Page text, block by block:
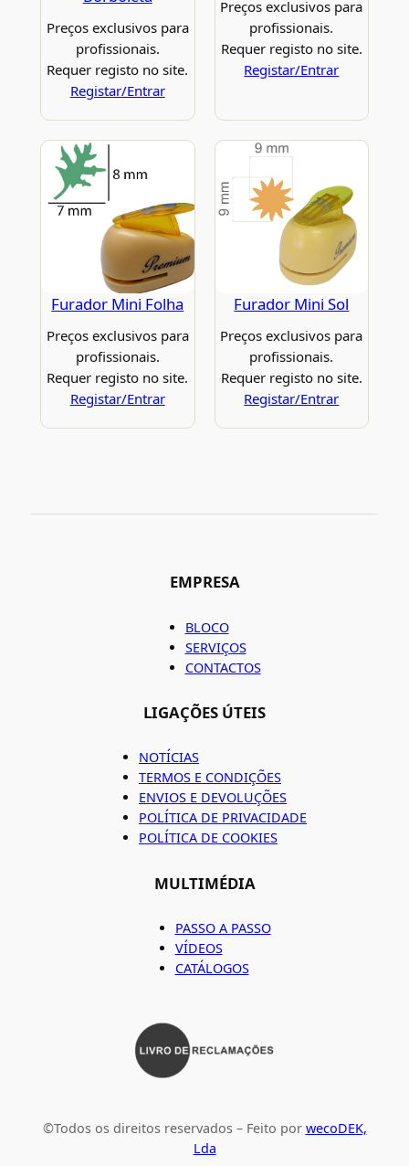
Preços exclusivos para
profissionais.
Requer registo no site.
Registar/Entrar
Preços exclusivos para
profissionais.
Requer registo no site.
Registar/Entrar
Furador Mini Folha
Preços exclusivos para
profissionais.
Requer registo no site.
Registar/Entrar
Furador Mini Sol
Preços exclusivos para
profissionais.
Requer registo no site.
Registar/Entrar
EMPRESA
BLOCO
SERVIÇOS
CONTACTOS
LIGAÇÕES ÚTEIS
NOTÍCIAS
TERMOS E CONDIÇÕES
ENVIOS E DEVOLUÇÕES
POLÍTICA DE PRIVACIDADE
POLÍTICA DE COOKIES
MULTIMÉDIA
PASSO A PASSO
VÍDEOS
CATÁLOGOS
©Todos os direitos reservados – Feito por wecoDEK,
Lda